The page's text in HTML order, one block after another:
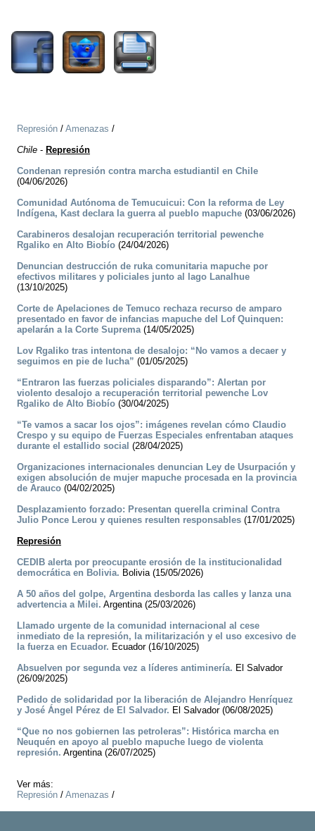
Represión / Amenazas /
Chile - Represión
Condenan represión contra marcha estudiantil en Chile
(04/06/2026)
Comunidad Autónoma de Temucuicui: Con la reforma de Ley
Indígena, Kast declara la guerra al pueblo mapuche (03/06/2026)
Carabineros desalojan recuperación territorial pewenche
Rgaliko en Alto Biobío (24/04/2026)
Denuncian destrucción de ruka comunitaria mapuche por
efectivos militares y policiales junto al lago Lanalhue
(13/10/2025)
Corte de Apelaciones de Temuco rechaza recurso de amparo
presentado en favor de infancias mapuche del Lof Quinquen:
apelarán a la Corte Suprema(14/05/2025)
Lov Rgaliko tras intentona de desalojo: “No vamos a decaer y
seguimos en pie de lucha” (01/05/2025)
“Entraron las fuerzas policiales disparando”: Alertan por
violento desalojo a recuperación territorial pewenche Lov
Rgaliko de Alto Biobío (30/04/2025)
“Te vamos a sacar los ojos”: imágenes revelan cómo Claudio
Crespo y su equipo de Fuerzas Especiales enfrentaban ataques
durante el estallido social (28/04/2025)
Organizaciones internacionales denuncian Ley de Usurpación y
exigen absolución de mujer mapuche procesada en la provincia
de Arauco (04/02/2025)
Desplazamiento forzado: Presentan querella criminal Contra
Julio Ponce Lerou y quienes resulten responsables (17/01/2025)
Represión
CEDIB alerta por preocupante erosión de la institucionalidad
democrática en Bolivia. Bolivia (15/05/2026)
A 50 años del golpe, Argentina desborda las calles y lanza una
advertencia a Milei. Argentina (25/03/2026)
Llamado urgente de la comunidad internacional al cese
inmediato de la represión, la militarización y el uso excesivo de
la fuerza en Ecuador. Ecuador (16/10/2025)
Absuelven por segunda vez a líderes antiminería. El Salvador
(26/09/2025)
Pedido de solidaridad por la liberación de Alejandro Henríquez
y José Ángel Pérez de El Salvador. El Salvador (06/08/2025)
“Que no nos gobiernen las petroleras”: Histórica marcha en
Neuquén en apoyo al pueblo mapuche luego de violenta
represión. Argentina (26/07/2025)
Ver más:
Represión / Amenazas /